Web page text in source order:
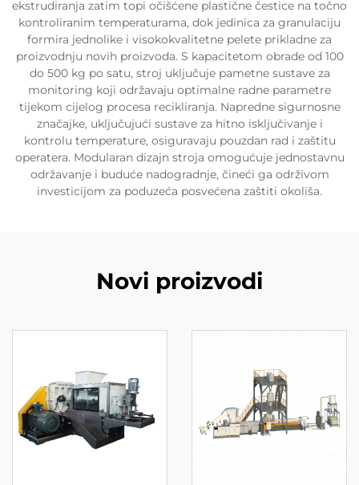
ekstrudiranja zatim topi očišćene plastične čestice na točno
kontroliranim temperaturama, dok jedinica za granulaciju
formira jednolike i visokokvalitetne pelete prikladne za
proizvodnju novih proizvoda. S kapacitetom obrade od 100
do 500 kg po satu, stroj uključuje pametne sustave za
monitoring koji održavaju optimalne radne parametre
tijekom cijelog procesa recikliranja. Napredne sigurnosne
značajke, uključujući sustave za hitno isključivanje i
kontrolu temperature, osiguravaju pouzdan rad i zaštitu
operatera. Modularan dizajn stroja omogućuje jednostavnu
održavanje i buduće nadogradnje, čineći ga održivom
investicijom za poduzeća posvećena zaštiti okoliša.
Novi proizvodi